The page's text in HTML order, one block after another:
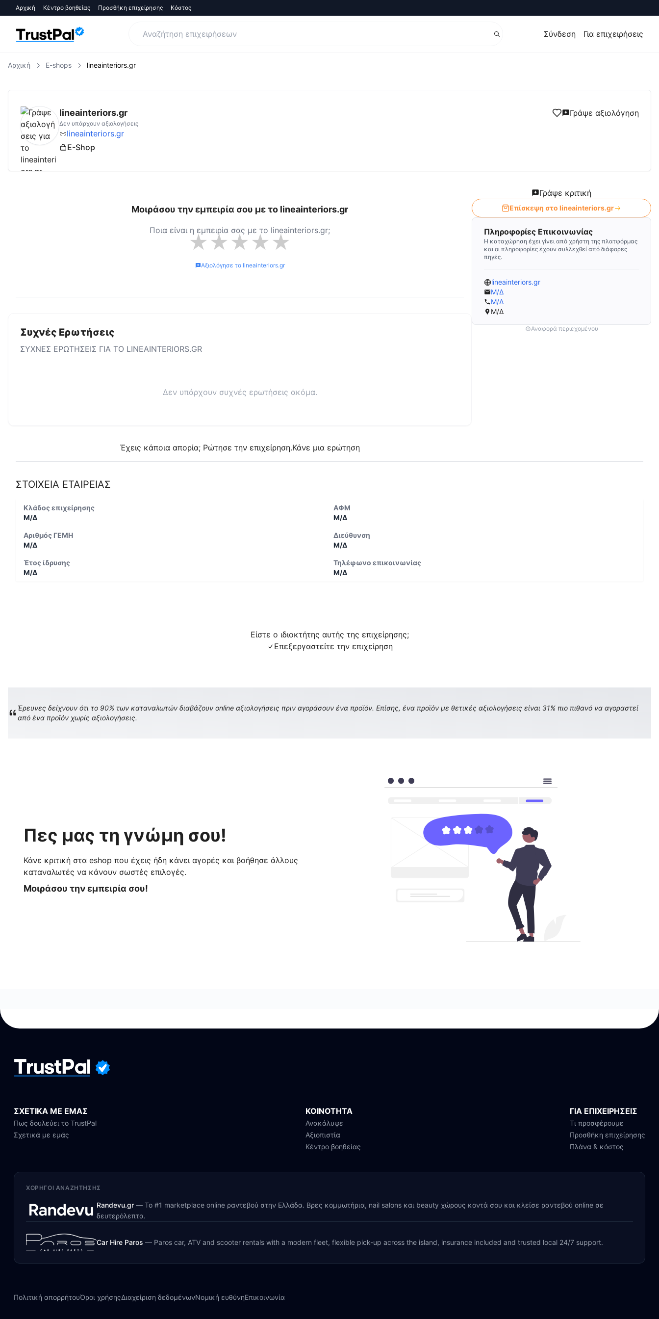
Αρχική Κέντρο βοηθείας Προσθήκη επιχείρησης Κόστος
Σύνδεση Για επιχειρήσεις
Αρχική E-shops lineainteriors.gr
lineainteriors.gr Αξιολογήσεις | Δες Αξιολογήσεις και Κριτικές για
lineainteriors.gr Γράψε αξιολόγηση
Δεν υπάρχουν αξιολογήσεις
lineainteriors.gr
E-Shop
Μοιράσου την εμπειρία σου με το lineainteriors.gr
Ποια είναι η εμπειρία σας με το lineainteriors.gr;
★★★★★
Αξιολόγησε το lineainteriors.gr
Συχνές Ερωτήσεις
ΣΥΧΝΕΣ ΕΡΩΤΗΣΕΙΣ ΓΙΑ ΤΟ LINEAINTERIORS.GR
Δεν υπάρχουν συχνές ερωτήσεις ακόμα.
Έχεις κάποια απορία; Ρώτησε την επιχείρηση.Κάνε μια ερώτηση
Γράψε κριτική
Επίσκεψη στο lineainteriors.gr
Πληροφορίες Επικοινωνίας
Η καταχώρηση έχει γίνει από χρήστη της πλατφόρμας
και οι πληροφορίες έχουν συλλεχθεί από διάφορες
πηγές.
lineainteriors.gr
Μ/Δ
Μ/Δ
Μ/Δ
Αναφορά περιεχομένου
ΣΤΟΙΧΕΙΑ ΕΤΑΙΡΕΙΑΣ
Κλάδος επιχείρησης
Μ/Δ
ΑΦΜ
Μ/Δ
Αριθμός ΓΕΜΗ
Μ/Δ
Διεύθυνση
Μ/Δ
Έτος ίδρυσης
Μ/Δ
Τηλέφωνο επικοινωνίας
Μ/Δ
Είστε ο ιδιοκτήτης αυτής της επιχείρησης;
Επεξεργαστείτε την επιχείρηση
Έρευνες δείχνουν ότι το 90% των καταναλωτών διαβάζουν online αξιολογήσεις πριν αγοράσουν ένα προϊόν. Επίσης, ένα προϊόν με θετικές αξιολογήσεις είναι 31% πιο πιθανό να αγοραστεί
από ένα προϊόν χωρίς αξιολογήσεις.
Πες μας τη γνώμη σου!
Κάνε κριτική στα eshop που έχεις ήδη κάνει αγορές και βοήθησε άλλους
καταναλωτές να κάνουν σωστές επιλογές.
Μοιράσου την εμπειρία σου!
ΣΧΕΤΙΚΑ ΜΕ ΕΜΑΣ
Πως δουλεύει το TrustPal
Σχετικά με εμάς
ΚΟΙΝΟΤΗΤΑ
Ανακάλυψε
Αξιοπιστία
Κέντρο βοηθείας
ΓΙΑ ΕΠΙΧΕΙΡΗΣΕΙΣ
Τι προσφέρουμε
Προσθήκη επιχείρησης
Πλάνα & κόστος
ΧΟΡΗΓΟΊ ΑΝΑΖΉΤΗΣΗΣ
Randevu.gr — Το #1 marketplace online ραντεβού στην Ελλάδα. Βρες κομμωτήρια, nail salons και beauty χώρους κοντά σου και κλείσε ραντεβού online σε
δευτερόλεπτα.
Car Hire Paros — Paros car, ATV and scooter rentals with a modern fleet, flexible pick-up across the island, insurance included and trusted local 24/7 support.
Πολιτική απορρήτουΌροι χρήσηςΔιαχείριση δεδομένωνΝομική ευθύνηΕπικοινωνία